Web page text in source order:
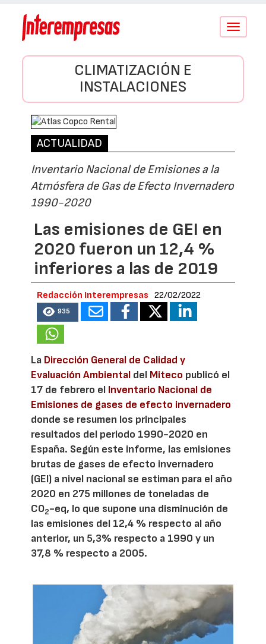
Conmutar
CLIMATIZACIÓN E
INSTALACIONES
ACTUALIDAD
Inventario Nacional de Emisiones a la
Atmósfera de Gas de Efecto Invernadero
1990-2020
Las emisiones de GEI en
2020 fueron un 12,4 %
inferiores a las de 2019
Redacción Interempresas 22/02/2022
935
La Dirección General de Calidad y
Evaluación Ambiental del Miteco publicó el
17 de febrero el Inventario Nacional de
Emisiones de gases de efecto invernadero
donde se resumen los principales
resultados del periodo 1990-2020 en
España. Según este informe, las emisiones
brutas de gases de efecto invernadero
(GEI) a nivel nacional se estiman para el año
2020 en 275 millones de toneladas de
CO2-eq, lo que supone una disminución de
las emisiones del 12,4 % respecto al año
anterior, un 5,3% respecto a 1990 y un
37,8 % respecto a 2005.